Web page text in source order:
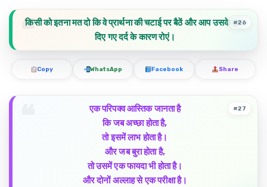
किसी को इतना मत दो कि वे प्रार्थना की चटाई पर बैठें और आप उसके द्वारा
दिए गए दर्द के कारण रोएं।
#26
Copy WhatsApp Facebook Share
एक परिपक्व आस्तिक जानता है
कि जब अच्छा होता है,
तो इसमें लाभ होता है।
और जब बुरा होता है,
तो उसमें एक फायदा भी होता है।
और दोनों अल्लाह से एक परीक्षा है।
#27